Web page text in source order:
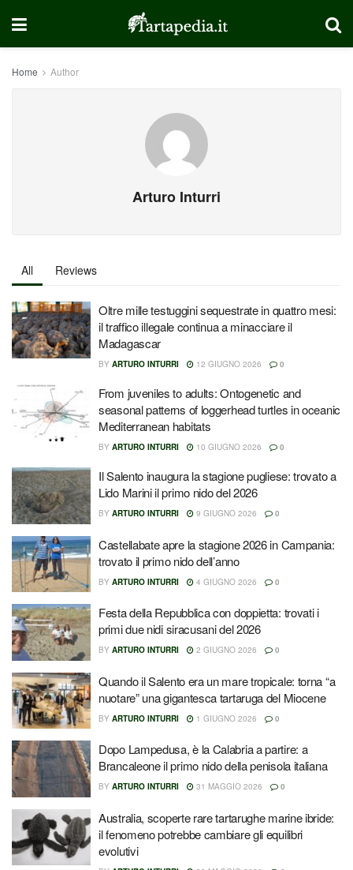
Home Author
Arturo Inturri
All Reviews
Oltre mille testuggini sequestrate in quattro mesi:
il traffico illegale continua a minacciare il
Madagascar
BY ARTURO INTURRI 12 GIUGNO 2026 0
From juveniles to adults: Ontogenetic and
seasonal patterns of loggerhead turtles in oceanic
Mediterranean habitats
BY ARTURO INTURRI 10 GIUGNO 2026 0
Il Salento inaugura la stagione pugliese: trovato a
Lido Marini il primo nido del 2026
BY ARTURO INTURRI 9 GIUGNO 2026 0
Castellabate apre la stagione 2026 in Campania:
trovato il primo nido dell’anno
BY ARTURO INTURRI 4 GIUGNO 2026 0
Festa della Repubblica con doppietta: trovati i
primi due nidi siracusani del 2026
BY ARTURO INTURRI 2 GIUGNO 2026 0
Quando il Salento era un mare tropicale: torna “a
nuotare” una gigantesca tartaruga del Miocene
BY ARTURO INTURRI 1 GIUGNO 2026 0
Dopo Lampedusa, è la Calabria a partire: a
Brancaleone il primo nido della penisola italiana
BY ARTURO INTURRI 31 MAGGIO 2026 0
Australia, scoperte rare tartarughe marine ibride:
il fenomeno potrebbe cambiare gli equilibri
evolutivi